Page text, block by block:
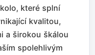
které splní
kvalitou,
a širokou škálou
spolehlivým